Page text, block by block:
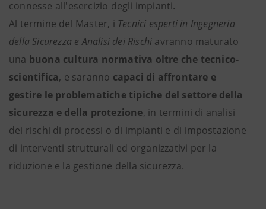
connesse all'esercizio degli impianti.
Al termine del Master, i Tecnici esperti in Ingegneria
della Sicurezza e Analisi dei Rischi avranno maturato
una buona cultura normativa oltre che tecnico-
scientifica, e saranno capaci di affrontare e
gestire le problematiche tipiche del settore della
sicurezza e della protezione, in termini di analisi
dei rischi di processi o di impianti e di impostazione
di interventi strutturali ed organizzativi per la
riduzione e la gestione della sicurezza.